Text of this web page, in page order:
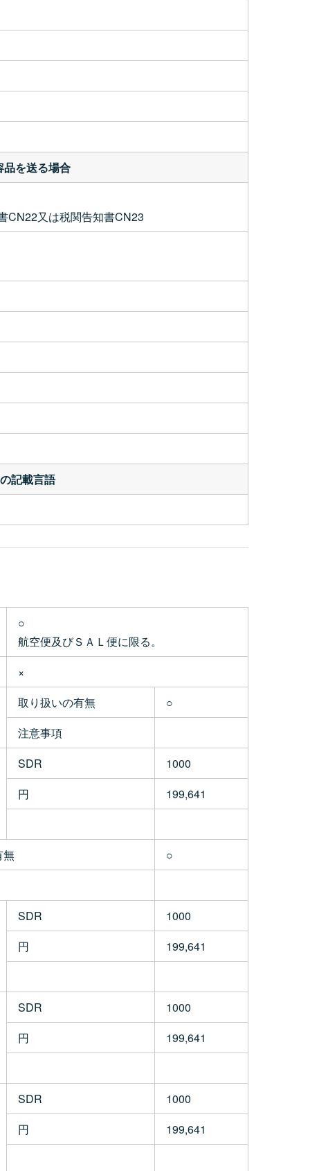
品を送る場合
CN22又は税関告知書CN23
記載言語
○
航空便及びＳＡＬ便に限る。
×
取り扱いの有無
○
注意事項
SDR
1000
円
199,641
無 ○
SDR
1000
円
199,641
SDR
1000
円
199,641
SDR
1000
円
199,641